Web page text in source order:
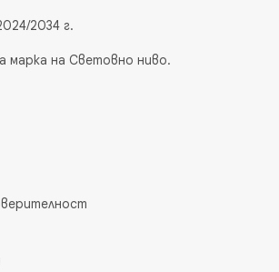
2034 г.
марка на Световно ниво.